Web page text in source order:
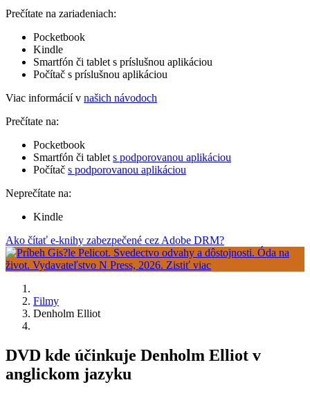
Prečítate na zariadeniach:
Pocketbook
Kindle
Smartfón či tablet s príslušnou aplikáciou
Počítač s príslušnou aplikáciou
Viac informácií v našich návodoch
Prečítate na:
Pocketbook
Smartfón či tablet s podporovanou aplikáciou
Počítač s podporovanou aplikáciou
Neprečítate na:
Kindle
Ako čítať e-knihy zabezpečené cez Adobe DRM?
Filmy
Denholm Elliot
DVD kde účinkuje Denholm Elliot v
anglickom jazyku